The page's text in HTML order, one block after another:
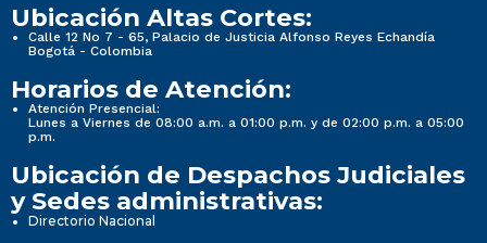
Ubicación Altas Cortes:
Calle 12 No 7 - 65, Palacio de Justicia Alfonso Reyes Echandía
Bogotá - Colombia
Horarios de Atención:
Atención Presencial:
Lunes a Viernes de 08:00 a.m. a 01:00 p.m. y de 02:00 p.m. a 05:00
p.m.
Ubicación de Despachos Judiciales
y Sedes administrativas:
Directorio Nacional